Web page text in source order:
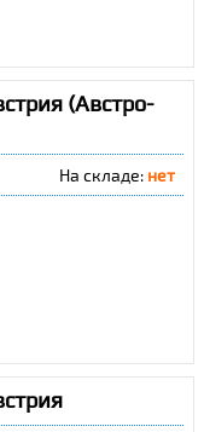
(Австро-
На складе: нет